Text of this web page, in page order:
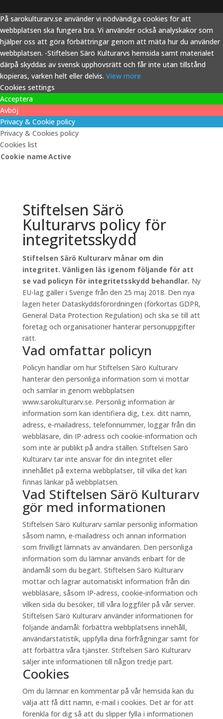
På sarokulturarv.se använder vi nödvändiga cookies för att
webbplatsen ska fungera bra. Vi använder också analyskakor som
hjälper oss att göra förbättringar genom att mäta hur du använder
webbplatsen. -Stiftelsen Särö Kulturarvs hemsida samt materialet
därpå skyddas av svensk upphovsrätt och får inte utan tillstånd
kopieras, varken helt eller delvis. View more
Cookies settings
Acceptera
Avböj
Privacy & Cookie policy
Privacy & Cookies policy
Cookies list
Cookie nameActive
Stiftelsen Särö
Kulturarvs policy för
integritetsskydd
Stiftelsen Särö Kulturarv månar om din
integritet. Vänligen läs igenom följande för att
se vad policyn för integritetsskydd behandlar. Ny
EU-lag gäller i Sverige från den 25 maj 2018. Den nya
lagen heter Dataskyddsförordningen (förkortas GDPR,
General Data Protection Regulation) och ska se till att
företag och organisationer hanterar personuppgifter
rätt.
Vad omfattar policyn
Policyn handlar om hur Stiftelsen Särö Kulturarv
hanterar den personliga information som vi mottar
och samlar in genom webbplatsen
www.sarokulturarv.se. Personlig information är
information som kan identifiera dig, t.ex. ditt namn,
adress, e-mailadress, telefonnummer, loggar från din
webbläsare, din IP-adress och cookie-information och
som inte är publikt på andra ställen. Stiftelsen Särö
Kulturarv tar inte ansvar för din integritet eller
innehållet på externa webbplatser, till vilka det kan
finnas länkar på webbplatsen.
Vad Stiftelsen Särö Kulturarv
gör med informationen
Stiftelsen Särö Kulturarv samlar personlig information
såsom namn, e-mailadress och annan information
som frivilligt lämnats av användaren. Den personliga
information som du lämnar används enbart för de
ändamål som du begärt. Stiftelsen Särö Kulturarv
mottar och lagrar automatiskt information från din
webbläsare, såsom IP-adress, cookie-information och
vilken sida du besöker, till våra loggfiler på vår server.
Stiftelsen Särö Kulturarv använder informationen för
följande ändamål: förbättra webbplatsens innehåll,
användarstatistik, uppfylla dina förfrågningar samt för
att förbättra våra tjänster. Stiftelsen Särö Kulturarv
säljer inte informationen till någon tredje part.
Cookies
Om du lämnar en kommentar på vår hemsida kan du
välja att få ditt namn, e-mail i cookies. Det är för att
förenkla för dig så att du slipper fylla i informationen